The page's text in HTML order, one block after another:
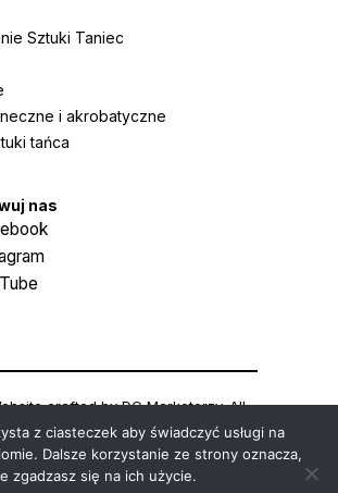
Sztuki Taniec
i akrobatyczne
tańca
nas
crafted byDC Marketerzy. All
z ciasteczek aby świadczyć usługi na
Dalsze korzystanie ze strony oznacza,
zgadzasz się na ich użycie.